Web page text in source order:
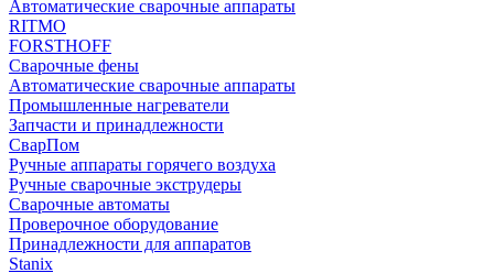
Автоматические сварочные аппараты
RITMO
FORSTHOFF
Сварочные фены
Автоматические сварочные аппараты
Промышленные нагреватели
Запчасти и принадлежности
СварПом
Ручные аппараты горячего воздуха
Ручные сварочные экструдеры
Сварочные автоматы
Проверочное оборудование
Принадлежности для аппаратов
Stanix